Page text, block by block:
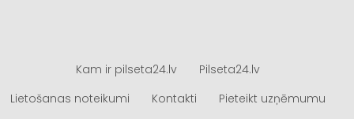
Kam ir pilseta24.lv
Pilseta24.lv
Lietošanas noteikumi
Kontakti Pieteikt uzņēmumu